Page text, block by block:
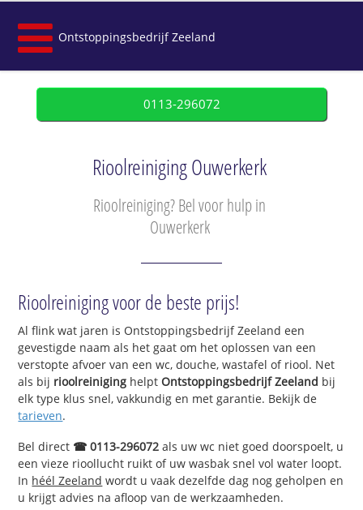
Ontstoppingsbedrijf Zeeland
0113-296072
Rioolreiniging Ouwerkerk
Rioolreiniging? Bel voor hulp in
Ouwerkerk
Rioolreiniging voor de beste prijs!
Al flink wat jaren is Ontstoppingsbedrijf Zeeland een
gevestigde naam als het gaat om het oplossen van een
verstopte afvoer van een wc, douche, wastafel of riool. Net
als bij rioolreiniging helptOntstoppingsbedrijf Zeeland bij
elk type klus snel, vakkundig en met garantie. Bekijk de
tarieven.
Bel direct ☎ 0113-296072 als uw wc niet goed doorspoelt, u
een vieze rioollucht ruikt of uw wasbak snel vol water loopt.
In héél Zeeland wordt u vaak dezelfde dag nog geholpen en
u krijgt advies na afloop van de werkzaamheden.